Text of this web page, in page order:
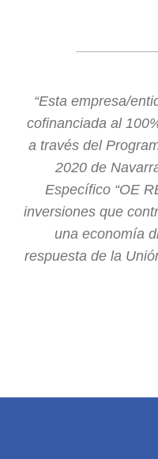
“Esta empresa/
cofinanciada al
a través del
2020 de
Específico “OE
inversiones que
una economía
respuesta de la